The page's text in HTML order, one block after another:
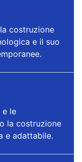
costruzione
e il suo
e le
la costruzione
e adattabile.